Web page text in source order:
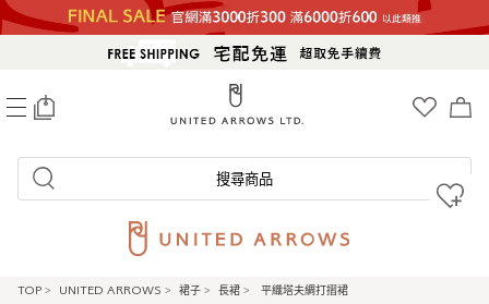
搜尋商品
TOP > UNITED ARROWS > 裙子 > 長裙 > 平織塔夫綢打摺裙